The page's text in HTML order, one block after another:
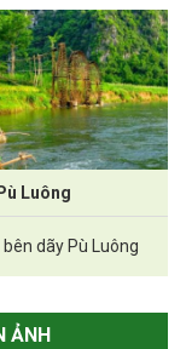
Luông
bên dãy Pù Luông
ẢNH